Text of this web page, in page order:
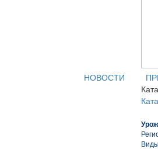
НОВОСТИ